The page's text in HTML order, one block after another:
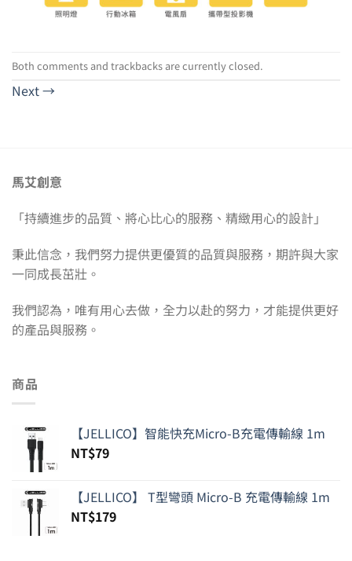
Both comments and trackbacks are currently closed.
Next→
馬艾創意
「持續進步的品質、將心比心的服務、精緻用心的設計」
秉此信念，我們努力提供更優質的品質與服務，期許與大家
一同成長茁壯。
我們認為，唯有用心去做，全力以赴的努力，才能提供更好
的產品與服務。
商品
【JELLICO】智能快充Micro-B充電傳輸線 1m
NT$79
【JELLICO】 T型彎頭 Micro-B 充電傳輸線 1m
NT$179